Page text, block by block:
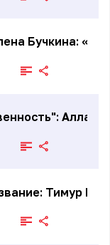
Бучкина:
Алла
Тимур